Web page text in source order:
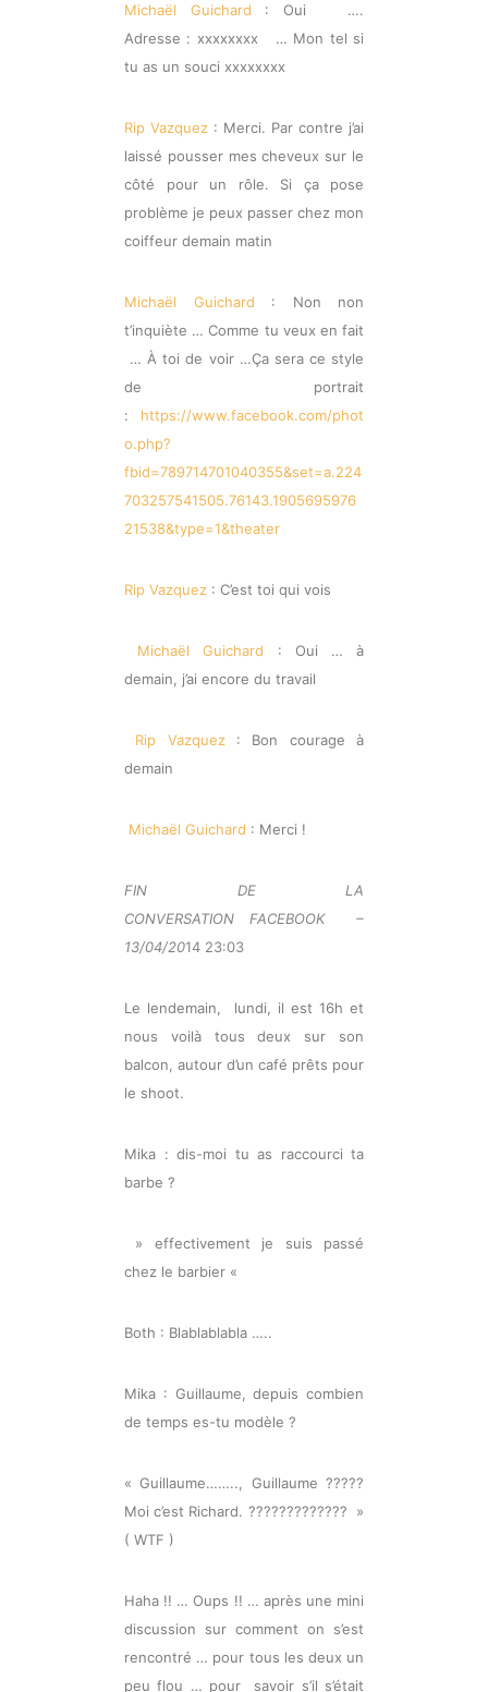
Michaël Guichard : Oui ….
Adresse : xxxxxxxx … Mon tel si
tu as un souci xxxxxxxx
Rip Vazquez : Merci. Par contre j’ai
laissé pousser mes cheveux sur le
côté pour un rôle. Si ça pose
problème je peux passer chez mon
coiffeur demain matin
Michaël Guichard : Non non
t’inquiète … Comme tu veux en fait
… À toi de voir …Ça sera ce style
de portrait
: https://www.facebook.com/phot
o.php?
fbid=789714701040355&set=a.224
703257541505.76143.1905695976
21538&type=1&theater
Rip Vazquez : C’est toi qui vois
Michaël Guichard : Oui … à
demain, j’ai encore du travail
Rip Vazquez: Bon courage à
demain
Michaël Guichard : Merci !
FIN DE LA
CONVERSATION FACEBOOK –
13/04/2014 23:03
Le lendemain, lundi, il est 16h et
nous voilà tous deux sur son
balcon, autour d’un café prêts pour
le shoot.
Mika : dis-moi tu as raccourci ta
barbe ?
» effectivement je suis passé
chez le barbier «
Both : Blablablabla …..
Mika : Guillaume, depuis combien
de temps es-tu modèle ?
« Guillaume…….., Guillaume ?????
Moi c’est Richard. ????????????? »
( WTF )
Haha !! … Oups !! … après une mini
discussion sur comment on s’est
rencontré … pour tous les deux un
peu flou … pour savoir s’il s’était